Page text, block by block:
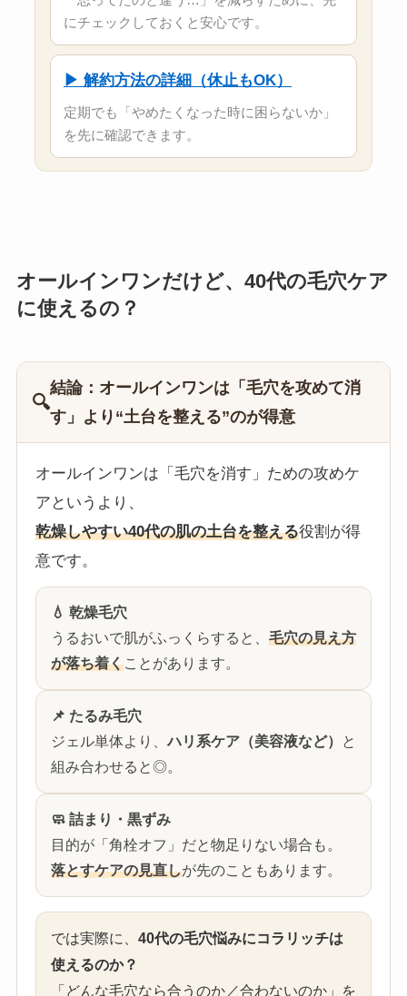
にチェックしておくと安心です。
▶ 解約方法の詳細（休止もOK）
定期でも「やめたくなった時に困らないか」
を先に確認できます。
オールインワンだけど、40代の毛穴ケア
に使えるの？
🔍
結論：オールインワンは「毛穴を攻めて消
す」より“土台を整える”のが得意
オールインワンは「毛穴を消す」ための攻めケ
アというより、
乾燥しやすい40代の肌の土台を整える役割が得
意です。
💧 乾燥毛穴
うるおいで肌がふっくらすると、 毛穴の見え方
が落ち着くことがあります。
📌 たるみ毛穴
ジェル単体より、ハリ系ケア（美容液など）
と
組み合わせると◎。
🧼 詰まり・黒ずみ
目的が「角栓オフ」だと物足りない場合も。
落とすケアの見直しが先のこともあります。
では実際に、 40代の毛穴悩みにコラリッチは
使えるのか？
「どんな毛穴なら合うのか／合わないのか」を